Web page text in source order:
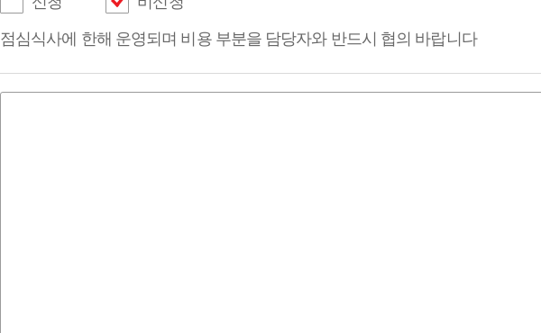
점심식사에 한해 운영되며 비용 부분을 담당자와 반드시 협의 바랍니다